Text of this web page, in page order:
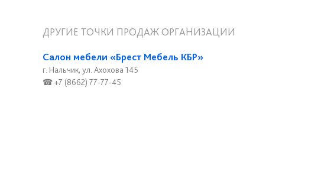
ДРУГИЕ ТОЧКИ ПРОДАЖ ОРГАНИЗАЦИИ
Салон мебели «Брест Мебель КБР»
г. Нальчик, ул. Ахохова 145
☎ +7 (8662) 77-77-45